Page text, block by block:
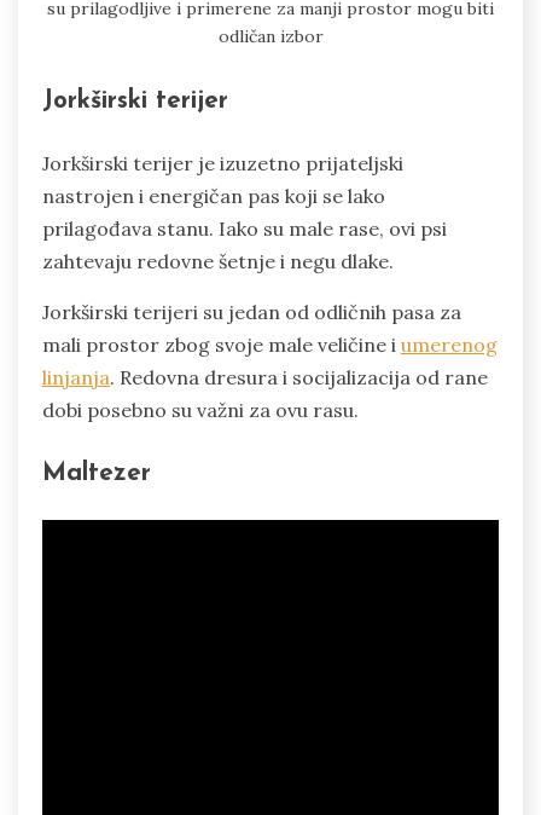
su prilagodljive i primerene za manji prostor mogu biti
odličan izbor
Jorkširski terijer
Jorkširski terijer je izuzetno prijateljski
nastrojen i energičan pas koji se lako
prilagođava stanu. Iako su male rase, ovi psi
zahtevaju redovne šetnje i negu dlake.
Jorkširski terijeri su jedan od odličnih pasa za
mali prostor zbog svoje male veličine i umerenog
linjanja. Redovna dresura i socijalizacija od rane
dobi posebno su važni za ovu rasu.
Maltezer